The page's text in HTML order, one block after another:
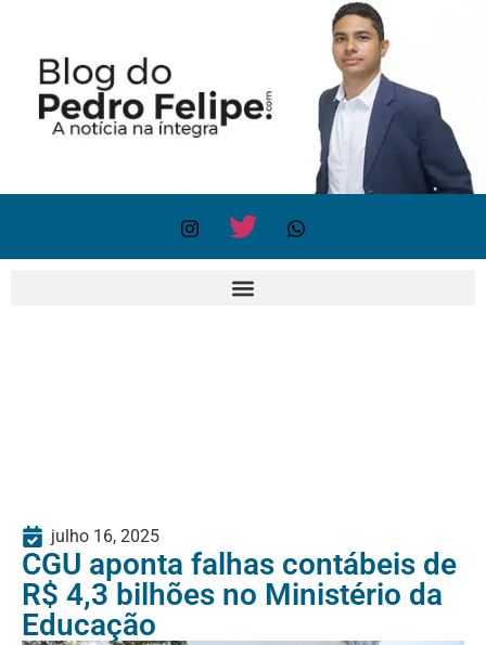
julho 16, 2025
CGU aponta falhas contábeis de
R$ 4,3 bilhões no Ministério da
Educação